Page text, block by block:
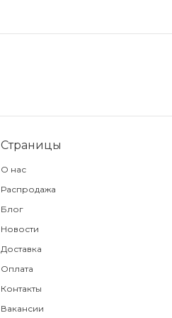
Страницы
О нас
Распродажа
Блог
Новости
Доставка
Оплата
Контакты
Вакансии